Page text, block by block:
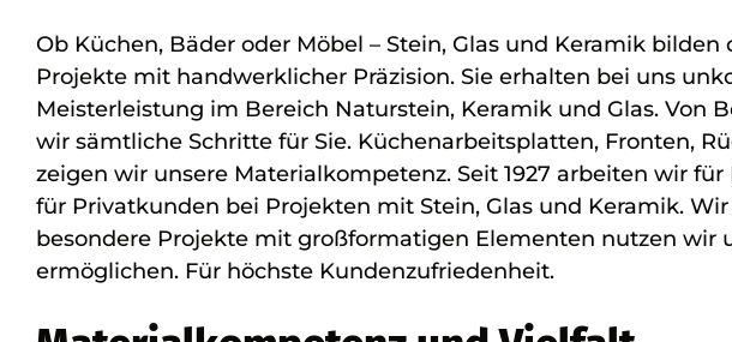
Ob Küchen, Bäder oder Möbel – Stein, Glas und Keramik
Projekte mit handwerklicher Präzision. Sie erhalten bei uns
Meisterleistung im Bereich Naturstein, Keramik und Glas. Von
wir sämtliche Schritte für Sie. Küchenarbeitsplatten, Fronten,
zeigen wir unsere Materialkompetenz. Seit 1927 arbeiten wir
für Privatkunden bei Projekten mit Stein, Glas und Keramik.
besondere Projekte mit großformatigen Elementen nutzen wir
ermöglichen. Für höchste Kundenzufriedenheit.